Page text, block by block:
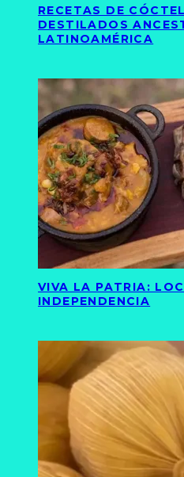
RECETAS DE
DESTILADOS
LATINOAMÉRICA
VIVA LA PATRIA:
INDEPENDENCIA